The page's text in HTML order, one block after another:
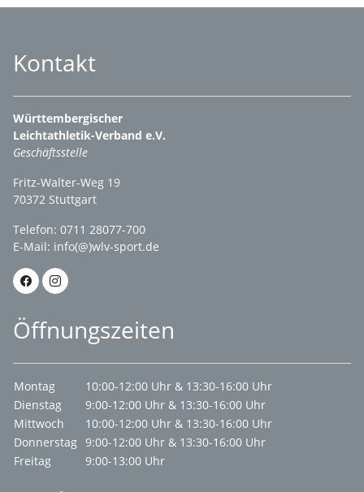
Kontakt
Württembergischer
Leichtathletik-Verband e.V.
Geschäftsstelle
Fritz-Walter-Weg 19
70372 Stuttgart
Telefon: 0711 28077-700
E-Mail: info(@)wlv-sport.de
Öffnungszeiten
Montag
10:00-12:00 Uhr & 13:30-16:00 Uhr
Dienstag
9:00-12:00 Uhr & 13:30-16:00 Uhr
Mittwoch
10:00-12:00 Uhr & 13:30-16:00 Uhr
Donnerstag 9:00-12:00 Uhr & 13:30-16:00 Uhr
Freitag
9:00-13:00 Uhr